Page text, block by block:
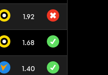
1.92
1.68
1.40